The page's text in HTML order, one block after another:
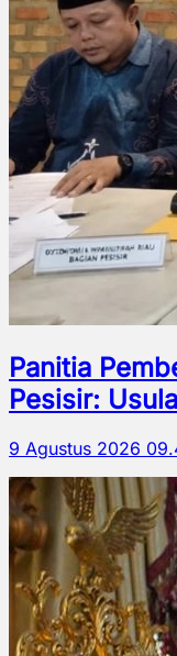
Panitia
Pesisir:
9 Agustus 2026